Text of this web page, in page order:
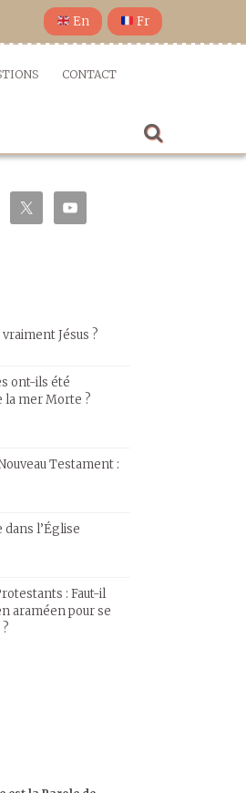
En Fr
CONTACT
Jésus ?
ont-ils été
la mer Morte ?
Testament :
dans l’Église
: Faut-il
araméen pour se